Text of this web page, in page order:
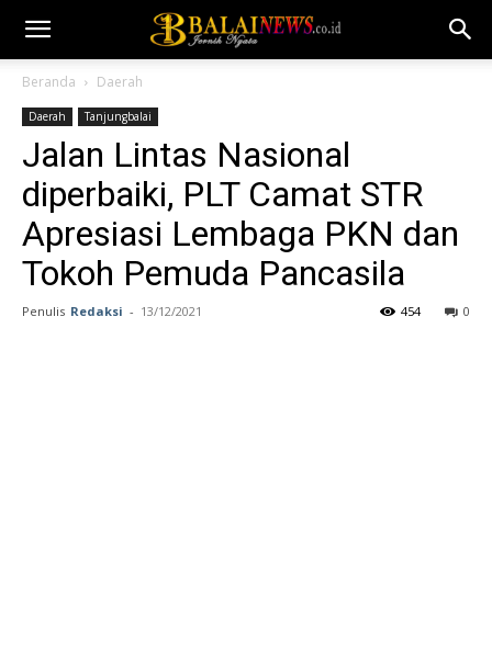
Beranda Daerah
Daerah Tanjungbalai
Jalan Lintas Nasional
diperbaiki, PLT Camat STR
Apresiasi Lembaga PKN dan
Tokoh Pemuda Pancasila
Penulis Redaksi - 13/12/2021 0
454